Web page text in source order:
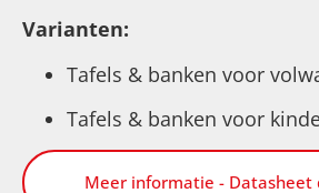
Varianten:
Tafels & banken voor
Tafels & banken voor
Meer informatie - Datasheet